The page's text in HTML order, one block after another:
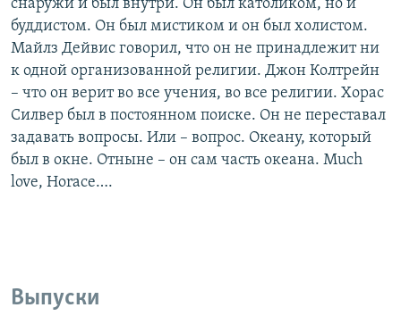
снаружи и был внутри. Он был католиком, но и
буддистом. Он был мистиком и он был холистом.
Майлз Дейвис говорил, что он не принадлежит ни
к одной организованной религии. Джон Колтрейн
– что он верит во все учения, во все религии. Хорас
Силвер был в постоянном поиске. Он не переставал
задавать вопросы. Или – вопрос. Океану, который
был в окне. Отныне – он сам часть океана. Much
love, Horace….
Выпуски